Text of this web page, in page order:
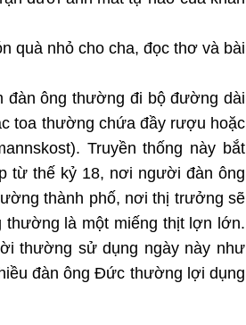
quà nhỏ cho cha, đọc thơ và bài
đàn ông thường đi bộ đường dài
toa thường chứa đầy rượu hoặc
Truyền thống này bắt
từ thế kỷ 18, nơi người đàn ông
thành phố, nơi thị trưởng sẽ
là một miếng thịt lợn lớn.
thường sử dụng ngày này như
đàn ông Đức thường lợi dụng